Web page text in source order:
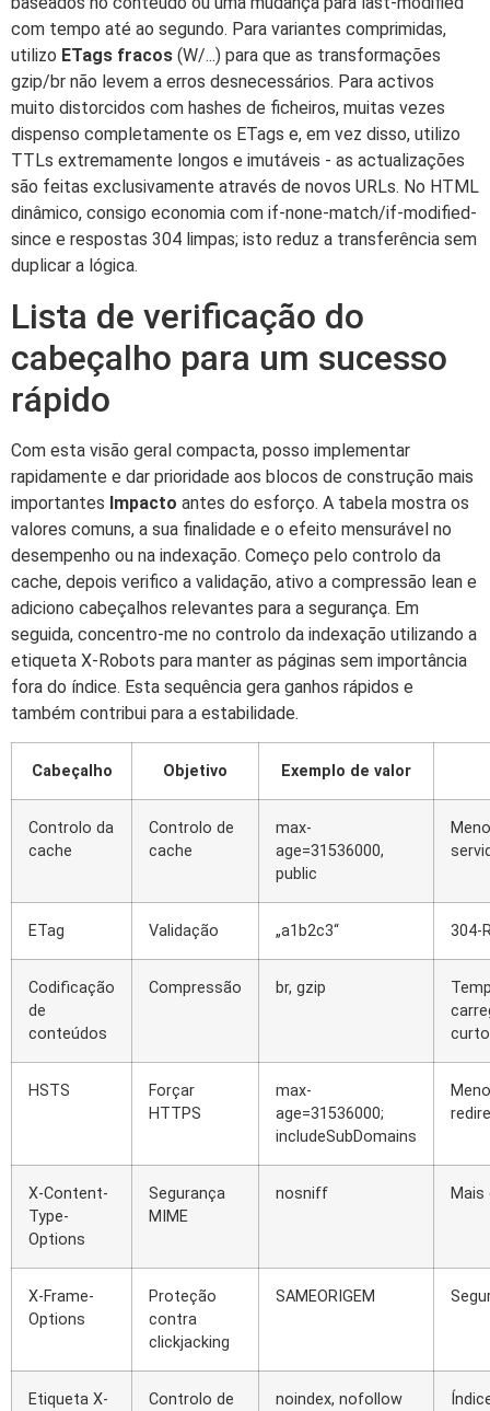
com tempo até ao segundo. Para variantes comprimidas,
utilizo ETags fracos (W/...) para que as transformações
gzip/br não levem a erros desnecessários. Para activos
muito distorcidos com hashes de ficheiros, muitas vezes
dispenso completamente os ETags e, em vez disso, utilizo
TTLs extremamente longos e imutáveis - as actualizações
são feitas exclusivamente através de novos URLs. No HTML
dinâmico, consigo economia com if-none-match/if-modified-
since e respostas 304 limpas; isto reduz a transferência sem
duplicar a lógica.
Lista de verificação do
cabeçalho para um sucesso
rápido
Com esta visão geral compacta, posso implementar
rapidamente e dar prioridade aos blocos de construção mais
importantes Impacto antes do esforço. A tabela mostra os
valores comuns, a sua finalidade e o efeito mensurável no
desempenho ou na indexação. Começo pelo controlo da
cache, depois verifico a validação, ativo a compressão lean e
adiciono cabeçalhos relevantes para a segurança. Em
seguida, concentro-me no controlo da indexação utilizando a
etiqueta X-Robots para manter as páginas sem importância
fora do índice. Esta sequência gera ganhos rápidos e
também contribui para a estabilidade.
Cabeçalho Objetivo Exemplo de valor
Controlo da
cache
Controlo de
cache
max-
age=31536000,
public
ETag Validação „a1b2c3“ 304-
Codificação
de
conteúdos
Compressão br, gzip
HSTS
Forçar
HTTPS
max-
age=31536000;
includeSubDomains
X-Content-
Type-
Options
Segurança
MIME
nosniff
X-Frame-
Options
Proteção
contra
clickjacking
SAMEORIGEM
Etiqueta X-
Controlo de
noindex, nofollow